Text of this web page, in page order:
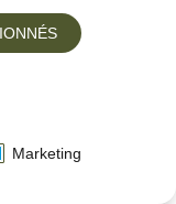
Marketing